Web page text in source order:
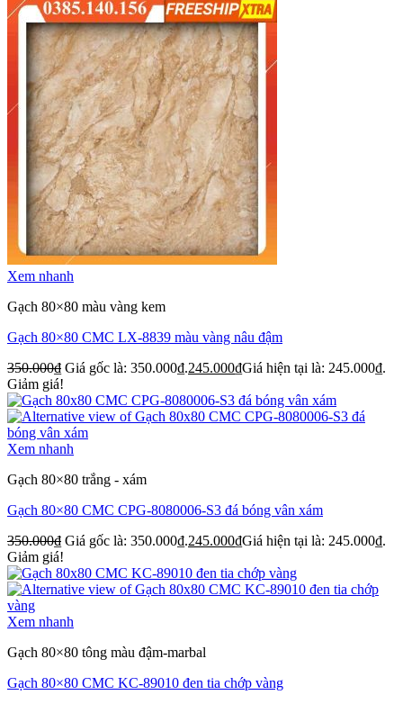
Xem nhanh
Gạch 80×80 màu vàng kem
Gạch 80×80 CMC LX-8839 màu vàng nâu đậm
350.000₫ Giá gốc là: 350.000₫.245.000₫Giá hiện tại là: 245.000₫.
Giảm giá!
Xem nhanh
Gạch 80×80 trắng - xám
Gạch 80×80 CMC CPG-8080006-S3 đá bóng vân xám
350.000₫ Giá gốc là: 350.000₫.245.000₫Giá hiện tại là: 245.000₫.
Giảm giá!
Xem nhanh
Gạch 80×80 tông màu đậm-marbal
Gạch 80×80 CMC KC-89010 đen tia chớp vàng